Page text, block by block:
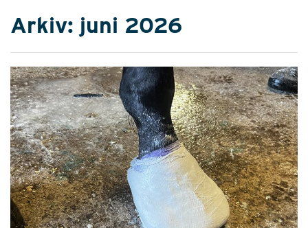
Arkiv: juni 2026